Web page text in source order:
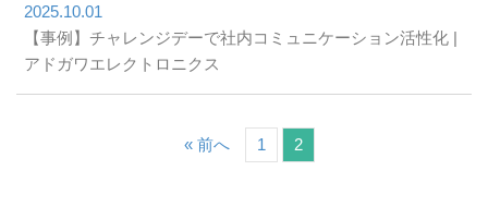
2025.10.01
【事例】チャレンジデーで社内コミュニケーション活性化 |
アドガワエレクトロニクス
« 前へ 1 2